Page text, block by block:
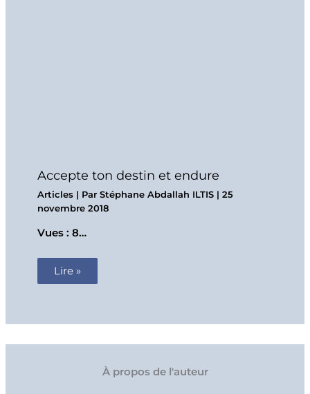
Accepte ton destin et endure
Articles| Par Stéphane Abdallah ILTIS | 25
novembre 2018
Vues : 8…
Lire »
À propos de l'auteur